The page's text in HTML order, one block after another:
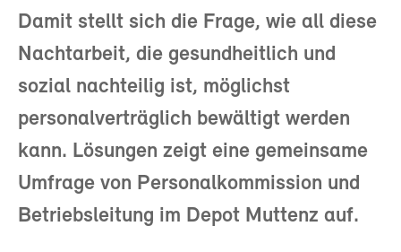
Damit stellt sich die Frage, wie all diese
Nachtarbeit, die gesundheitlich und
sozial nachteilig ist, möglichst
personalverträglich bewältigt werden
kann. Lösungen zeigt eine gemeinsame
Umfrage von Personalkommission und
Betriebsleitung im Depot Muttenz auf.